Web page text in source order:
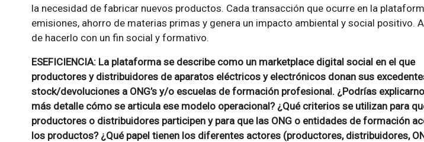
la necesidad de fabricar nuevos productos. Cada transacción que ocurre en la
emisiones, ahorro de materias primas y genera un impacto ambiental y social positivo.
de hacerlo con un fin social y formativo.
ESEFICIENCIA: La plataforma se describe como un marketplace digital social en el que
productores y distribuidores de aparatos eléctricos y electrónicos donan sus
stock/devoluciones a ONG’s y/o escuelas de formación profesional. ¿Podrías
más detalle cómo se articula ese modelo operacional? ¿Qué criterios se utilizan para
productores o distribuidores participen y para que las ONG o entidades de formación
los productos? ¿Qué papel tienen los diferentes actores (productores, distribuidores,